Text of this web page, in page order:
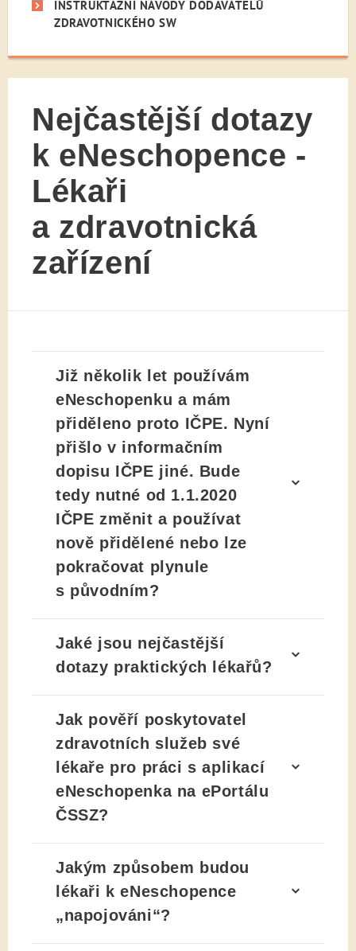
INSTRUKTÁŽNÍ NÁVODY DODAVATELŮ
ZDRAVOTNICKÉHO SW
Nejčastější dotazy
k eNeschopence -
Lékaři
a zdravotnická
zařízení
Již několik let používám
eNeschopenku a mám
přiděleno proto IČPE. Nyní
přišlo v informačním
dopisu IČPE jiné. Bude
tedy nutné od 1.1.2020
IČPE změnit a používat
nově přidělené nebo lze
pokračovat plynule
s původním?
Jaké jsou nejčastější
dotazy praktických lékařů?
Jak pověří poskytovatel
zdravotních služeb své
lékaře pro práci s aplikací
eNeschopenka na ePortálu
ČSSZ?
Jakým způsobem budou
lékaři k eNeschopence
„napojováni“?